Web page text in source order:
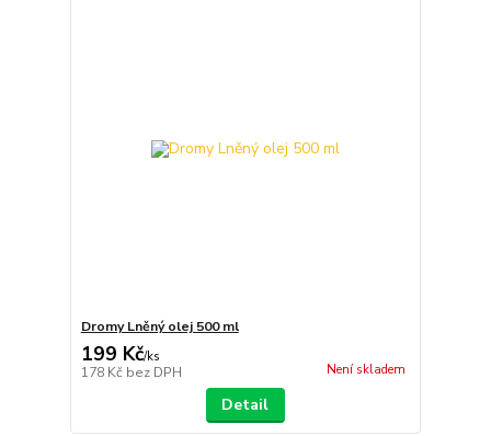
Dromy Lněný olej 500 ml
199 Kč/ks
178 Kč bez DPH Není skladem
Detail